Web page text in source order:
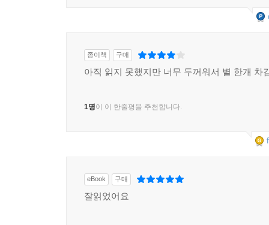
종이책 구매
아직 읽지 못했지만 너무 두꺼워서 별 한개 차
1명이 이 한줄평을 추천합니다.
eBook 구매
잘읽었어요